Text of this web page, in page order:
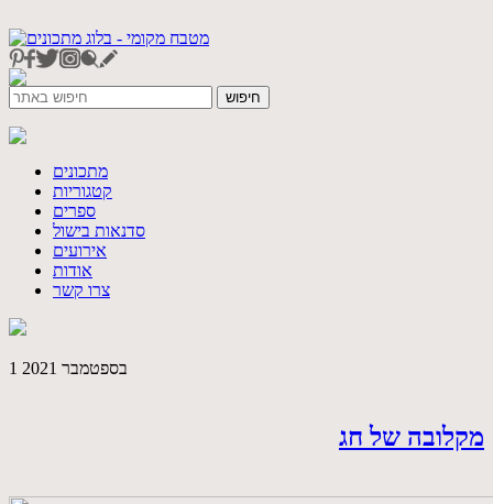
מתכונים
קטגוריות
ספרים
סדנאות בישול
אירועים
אודות
צרו קשר
1 בספטמבר 2021
מקלובה של חג